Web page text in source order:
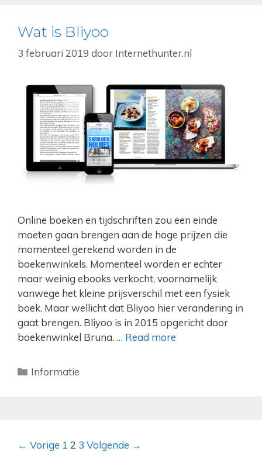
Wat is Bliyoo
3 februari 2019 door Internethunter.nl
Online boeken en tijdschriften zou een einde
moeten gaan brengen aan de hoge prijzen die
momenteel gerekend worden in de
boekenwinkels. Momenteel worden er echter
maar weinig ebooks verkocht, voornamelijk
vanwege het kleine prijsverschil met een fysiek
boek. Maar wellicht dat Bliyoo hier verandering in
gaat brengen. Bliyoo is in 2015 opgericht door
boekenwinkel Bruna. … Read more
Categorieën
Informatie
Berichtnavigatie
← Vorige 1 2 3 Volgende →